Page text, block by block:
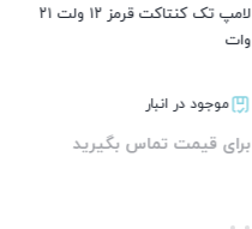
لامپ تک کنتاکت قرمز ۱۲ ولت ۲۱
وات
موجود در انبار
برای قیمت تماس بگیرید